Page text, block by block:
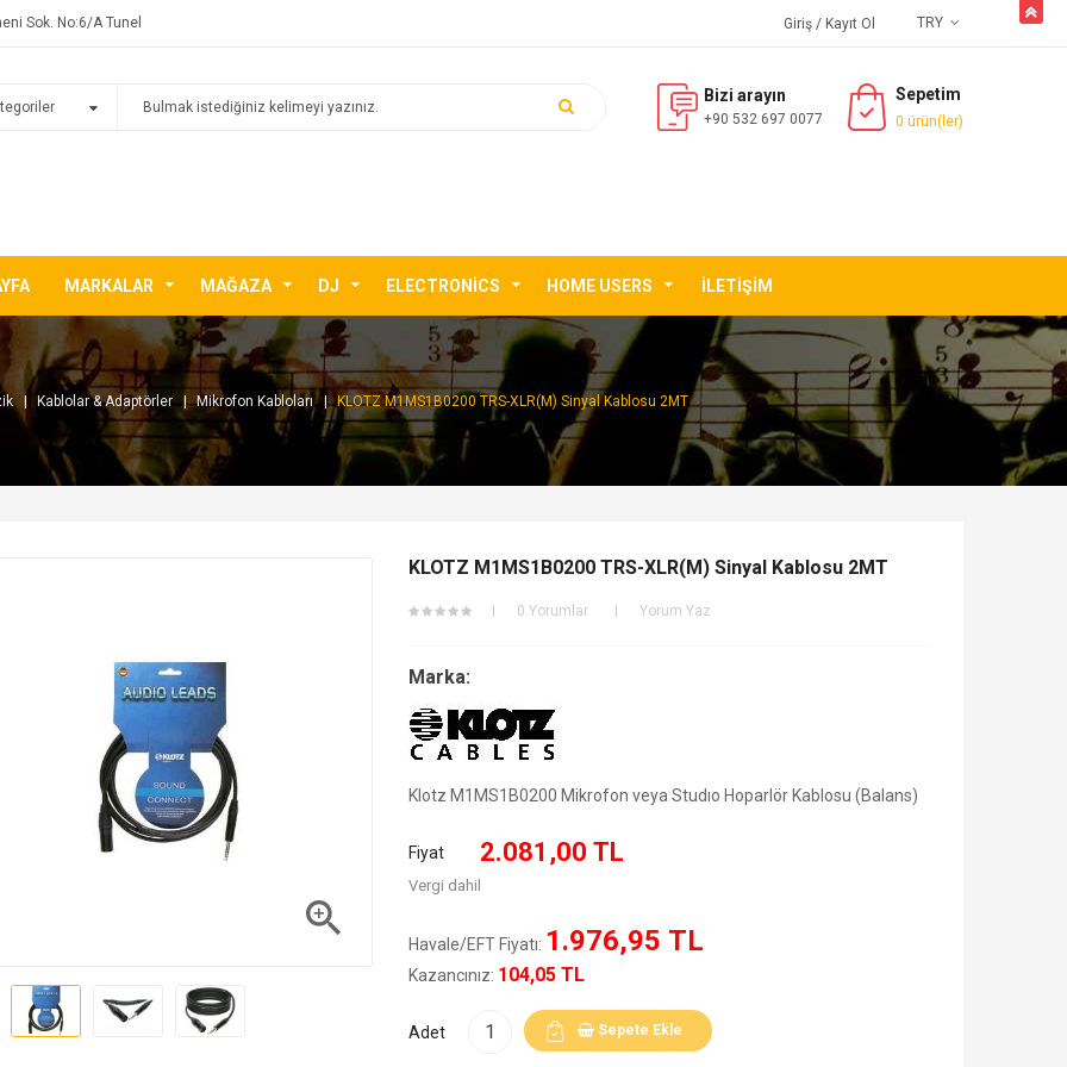
Sok. No:6/A Tunel TRY
Giriş / Kayıt Ol
Bizi arayın
+90 532 697 0077
Sepetim
0 ürün(ler)
MARKALAR MAĞAZA DJ ELECTRONICS HOME USERS İLETIŞIM
Kablolar & Adaptörler Mikrofon Kabloları KLOTZ M1MS1B0200 TRS-XLR(M) Sinyal Kablosu 2MT

KLOTZ M1MS1B0200 TRS-XLR(M) Sinyal Kablosu 2MT
0 Yorumlar Yorum Yaz
Marka:
Klotz M1MS1B0200 Mikrofon veya Studıo Hoparlör Kablosu (Balans)
Fiyat 2.081,00 TL
Vergi dahil
Havale/EFT Fiyatı: 1.976,95 TL
Kazancınız: 104,05 TL
Adet Sepete Ekle